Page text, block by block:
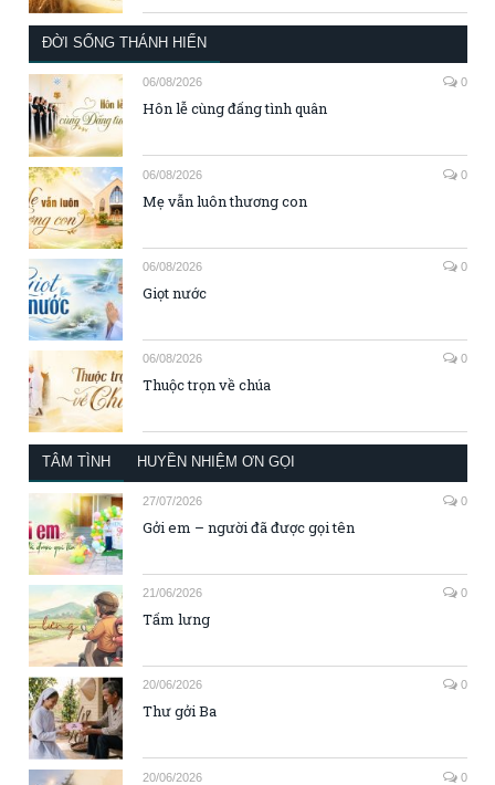
ĐỜI SỐNG THÁNH HIẾN
06/08/2026 0
Hôn lễ cùng đấng tình quân
06/08/2026 0
Mẹ vẫn luôn thương con
06/08/2026 0
Giọt nước
06/08/2026 0
Thuộc trọn về chúa
TÂM TÌNH HUYỀN NHIỆM ƠN GỌI
27/07/2026 0
Gởi em – người đã được gọi tên
21/06/2026 0
Tấm lưng
20/06/2026 0
Thư gởi Ba
20/06/2026 0